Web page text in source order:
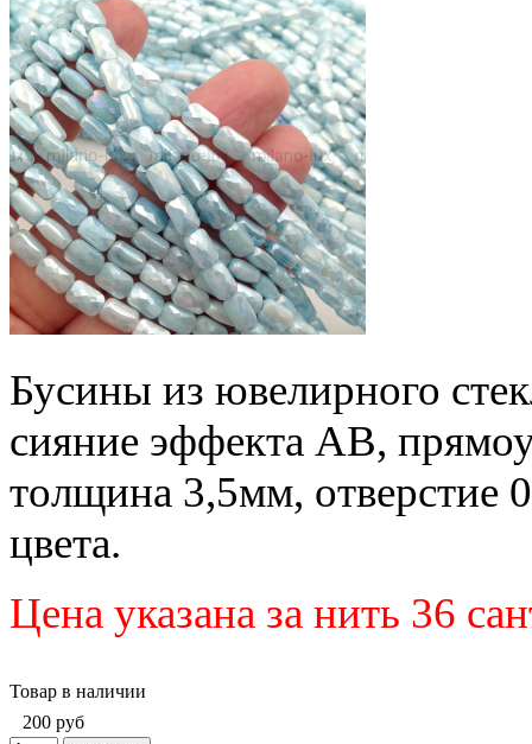
Бусины из ювелирного
сияние эффекта АВ,
толщина 3,5мм, отверстие
цвета.
Цена указана за нить 36
Товар в наличии
200 руб